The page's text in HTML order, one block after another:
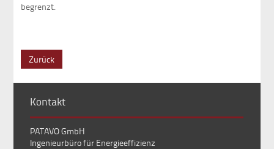
begrenzt.
Zurück
Kontakt
PATAVO GmbH
Ingenieurbüro für Energieeffizienz